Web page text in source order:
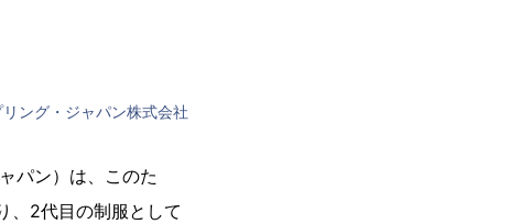
リング・ジャパン株式会社
パン）は、このた
、2代目の制服として